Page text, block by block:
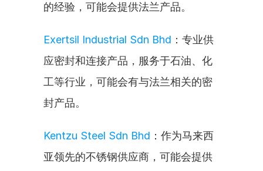
的经验，可能会提供法兰产品。
Exertsil Industrial Sdn Bhd ：专业供
应密封和连接产品，服务于石油、化
工等行业，可能会有与法兰相关的密
封产品。
Kentzu Steel Sdn Bhd ：作为马来西
亚领先的不锈钢供应商，可能会提供